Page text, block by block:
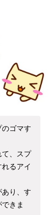
ゴマす
、スプ
るアイ
り、す
きま